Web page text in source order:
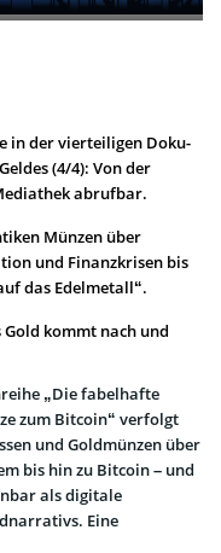
in der vierteiligen Doku-
(4/4): Von der
abrufbar.
Münzen über
und Finanzkrisen bis
das Edelmetall“.
kommt nach und
„Die fabelhafte
zum Bitcoin“ verfolgt
und Goldmünzen über
bis hin zu Bitcoin – und
als digitale
Eine